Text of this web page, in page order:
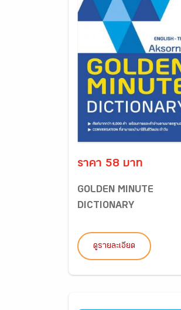
ราคา 58 บาท
GOLDEN MINUTE
DICTIONARY
ดูรายละเอียด